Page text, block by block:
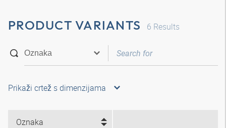
PRODUCT VARIANTS 6 Results
Prikaži crtež s dimenzijama
Oznaka